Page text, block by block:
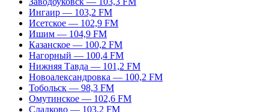
Ингаир — 103,2 FM
Исетское — 102,9 FM
Ишим — 104,9 FM
Казанское — 100,2 FM
Нагорный — 100,4 FM
Нижняя Тавда — 101,2 FM
Новоалександровка — 100,2 FM
Тобольск — 98,3 FM
Омутинское — 102,6 FM
Сладково — 103,2 FM